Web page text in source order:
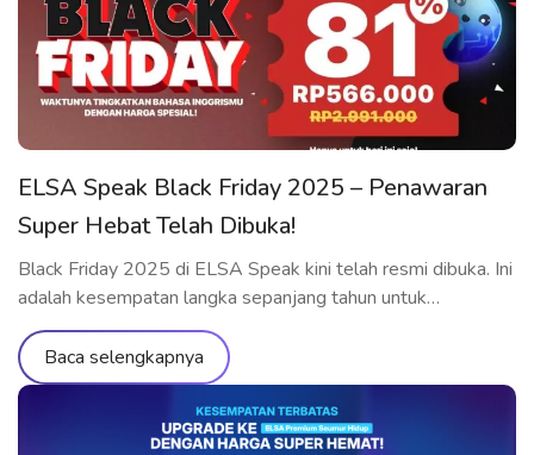
Anda meningkatkan kemampuan berbicara […]
ELSA Speak Black Friday 2025 – Penawaran
Super Hebat Telah Dibuka!
Black Friday 2025 di ELSA Speak kini telah resmi dibuka. Ini
adalah kesempatan langka sepanjang tahun untuk
memperoleh paket belajar ELSA Premium dan ELSA Pro
dengan harga diskon yang belum pernah ada sebelumnya.
Jangan lewatkan kesempatan untuk menikmati seluruh fitur
premium, melatih pengucapan, dan berkomunikasi dalam
bahasa Inggris dengan standar internasional bersama ELSA.
Baca selengkapnya